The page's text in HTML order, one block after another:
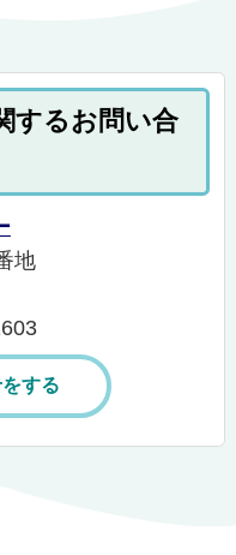
するお問い合
地
する